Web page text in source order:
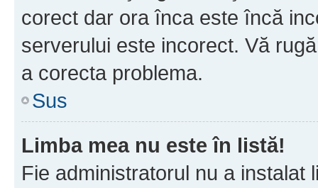
corect dar ora înca este încă
serverului este incorect. Vă
a corecta problema.
Sus
Limba mea nu este în listă!
Fie administratorul nu a instalat